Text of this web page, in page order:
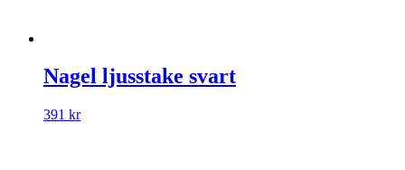
Nagel ljusstake svart
391 kr